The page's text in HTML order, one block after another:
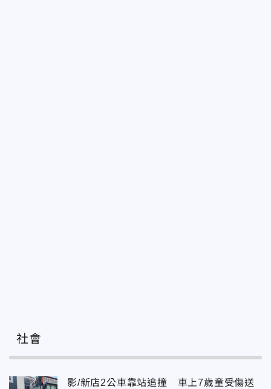
社會
影/新店2公車靠站追撞 車上7歲童受傷送